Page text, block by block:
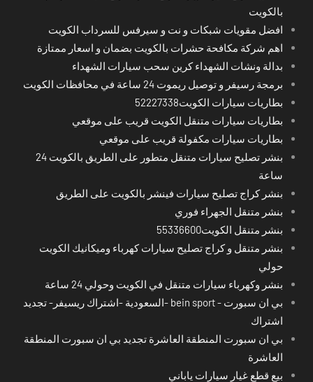
بالكويت
افضل مقويات شبكات و نت و سيرفس للسرداب الكويت
اهم شركة مكافحة حشرات بالكويت بضمان و اسعار ممتازة
بدالة ونشات الشهداء كرين سحب سيارات الشهداء
برمجة رسيفر و توصيل ريموت 24 ساعة في محافظات الكويت
بطاريات سيارات الكويت52227338
بطاريات سيارات متنقل الكويت قريب على موقعي
بطاريات سيارات مكفولة قريب على موقعي
بنشر تصليح سيارات متنقل متطور على الطريق بالكويت 24
ساعة
بنشر كراج تصليح سيارات فينشر بالكويت على الطريق
بنشر متنقل الجهراء فوري
بنشر متنقل الكويت55336600
بنشر متنقل و كراج تصليح سيارات كهرباء وميكانيك الكويت
حولي
بنشر وكهرباء سيارات متنقل في الكويت وحولي 24 ساعة
بي ان سبورت - bein sport -السعودية -اشتراك ريسيفر- تجديد
اشتراك
بي ان سبورت المنطقة العاشرة تجديد بي ان سبورت المنطقة
العاشرة
بيع قطع غيار سيارات ياباني